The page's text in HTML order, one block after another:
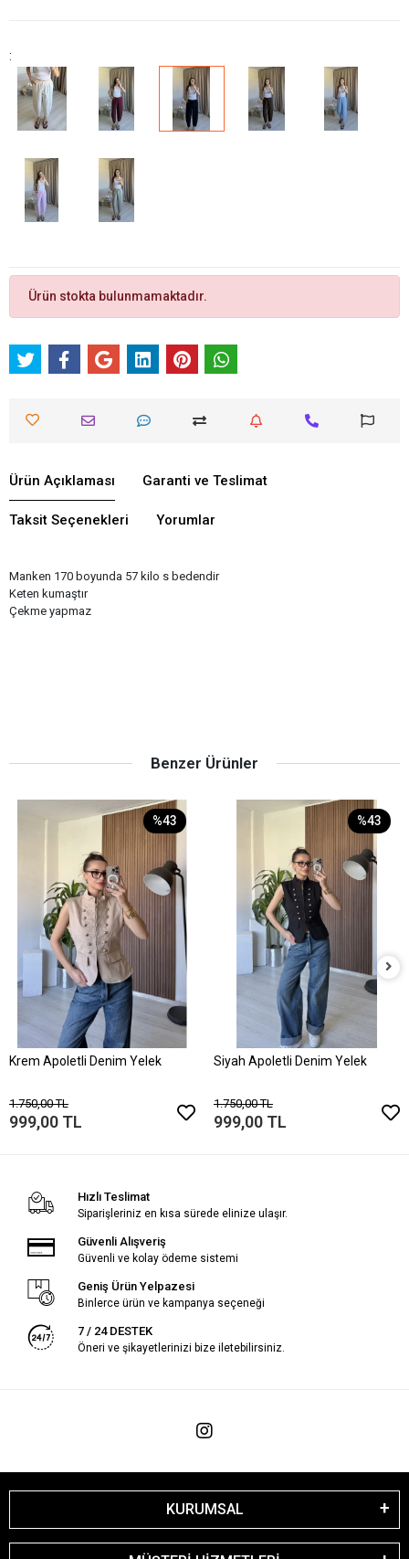
:
Ürün stokta bulunmamaktadır.
Ürün Açıklaması Garanti ve Teslimat
Taksit Seçenekleri Yorumlar
Manken 170 boyunda 57 kilo s bedendir
Keten kumaştır
Çekme yapmaz
Benzer Ürünler
%43
Krem Apoletli Denim Yelek
1.750,00 TL
999,00 TL
%43
Siyah Apoletli Denim Yelek
1.750,00 TL
999,00 TL
Hızlı Teslimat
Siparişleriniz en kısa sürede elinize ulaşır.
Güvenli Alışveriş
Güvenli ve kolay ödeme sistemi
Geniş Ürün Yelpazesi
Binlerce ürün ve kampanya seçeneği
7 / 24 DESTEK
Öneri ve şikayetlerinizi bize iletebilirsiniz.
KURUMSAL